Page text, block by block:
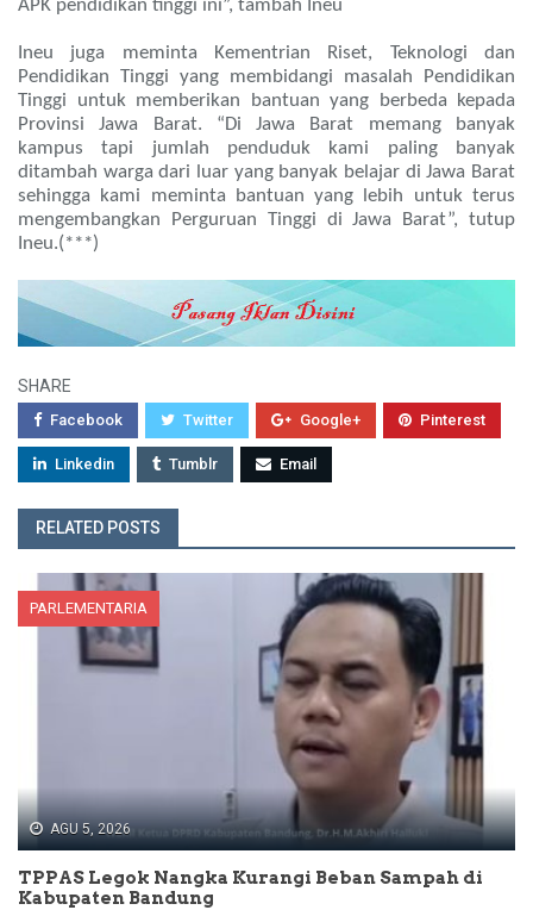
APK pendidikan tinggi ini”, tambah Ineu
Ineu juga meminta Kementrian Riset, Teknologi dan
Pendidikan Tinggi yang membidangi masalah Pendidikan
Tinggi untuk memberikan bantuan yang berbeda kepada
Provinsi Jawa Barat. “Di Jawa Barat memang banyak
kampus tapi jumlah penduduk kami paling banyak
ditambah warga dari luar yang banyak belajar di Jawa Barat
sehingga kami meminta bantuan yang lebih untuk terus
mengembangkan Perguruan Tinggi di Jawa Barat”, tutup
Ineu.(***)
SHARE
Facebook Twitter Google+ Pinterest
Linkedin Tumblr Email
RELATED POSTS
PARLEMENTARIA
AGU 5, 2026
TPPAS Legok Nangka Kurangi Beban Sampah di
Kabupaten Bandung